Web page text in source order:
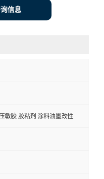
信息
敏胶 胶粘剂 涂料油墨改性